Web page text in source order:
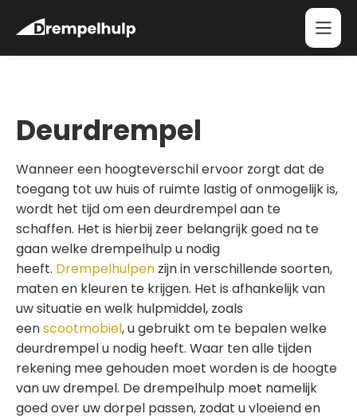
Deurdrempel
Wanneer een hoogteverschil ervoor zorgt dat de
toegang tot uw huis of ruimte lastig of onmogelijk is,
wordt het tijd om een deurdrempel aan te
schaffen. Het is hierbij zeer belangrijk goed na te
gaan welke drempelhulp u nodig
heeft. Drempelhulpen zijn in verschillende soorten,
maten en kleuren te krijgen. Het is afhankelijk van
uw situatie en welk hulpmiddel, zoals
eenscootmobiel, u gebruikt om te bepalen welke
deurdrempel u nodig heeft. Waar ten alle tijden
rekening mee gehouden moet worden is de hoogte
van uw drempel. De drempelhulp moet namelijk
goed over uw dorpel passen, zodat u vloeiend en